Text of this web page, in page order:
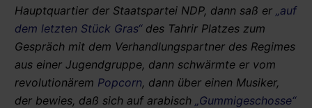
Hauptquartier der Staatspartei NDP, dann saß er „auf
dem letzten Stück Gras“ des Tahrir Platzes zum
Gespräch mit dem Verhandlungspartner des Regimes
aus einer Jugendgruppe, dann schwärmte er vom
revolutionärem Popcorn, dann über einen Musiker,
der bewies, daß sich auf arabisch „Gummigeschosse“